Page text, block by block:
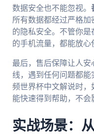
数据安全也不能忽视。
所有数据都经过严格
的隐私安全。不管你
的手机流量，都能放心
最后，售后保障让人安
线，遇到任何问题都
频世界杯中文解说时
能快速得到帮助，不会
实战场景：